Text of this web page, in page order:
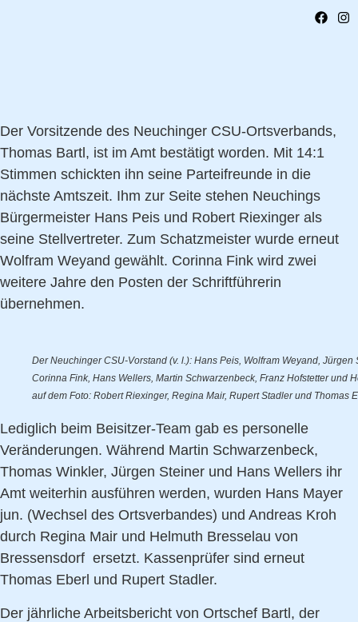
Der Vorsitzende des Neuchinger CSU-Ortsverbands,
Thomas Bartl, ist im Amt bestätigt worden. Mit 14:1
Stimmen schickten ihn seine Parteifreunde in die
nächste Amtszeit. Ihm zur Seite stehen Neuchings
Bürgermeister Hans Peis und Robert Riexinger als
seine Stellvertreter. Zum Schatzmeister wurde erneut
Wolfram Weyand gewählt. Corinna Fink wird zwei
weitere Jahre den Posten der Schriftführerin
übernehmen.
Der Neuchinger CSU-Vorstand (v. l.): Hans Peis, Wolfram Weyand, Jürgen
Corinna Fink, Hans Wellers, Martin Schwarzenbeck, Franz Hofstetter und
auf dem Foto: Robert Riexinger, Regina Mair, Rupert Stadler und Thomas
Lediglich beim Beisitzer-Team gab es personelle
Veränderungen. Während Martin Schwarzenbeck,
Thomas Winkler, Jürgen Steiner und Hans Wellers ihr
Amt weiterhin ausführen werden, wurden Hans Mayer
jun. (Wechsel des Ortsverbandes) und Andreas Kroh
durch Regina Mair und Helmuth Bresselau von
Bressensdorf ersetzt. Kassenprüfer sind erneut
Thomas Eberl und Rupert Stadler.
Der jährliche Arbeitsbericht von Ortschef Bartl, der